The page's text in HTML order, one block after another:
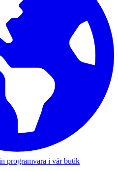
programvara i vår butik